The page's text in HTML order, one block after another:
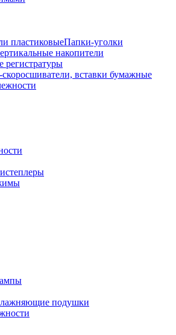
пластиковыеПапки-уголки
накопители
регистратуры
скоросшиватели, вставки бумажные
подушки